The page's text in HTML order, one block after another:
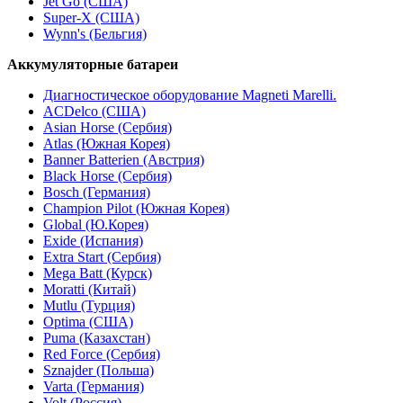
Super-Х (США)
Wynn's (Бельгия)
Аккумуляторные батареи
Диагностическое оборудование Magneti Marelli.
ACDelco (США)
Asian Horse (Сербия)
Atlas (Южная Корея)
Banner Batterien (Австрия)
Black Horse (Сербия)
Bosch (Германия)
Champion Pilot (Южная Корея)
Global (Ю.Корея)
Exide (Испания)
Extra Start (Сербия)
Mega Batt (Курск)
Moratti (Китай)
Mutlu (Турция)
Optima (США)
Puma (Казахстан)
Red Force (Сербия)
Sznajder (Польша)
Varta (Германия)